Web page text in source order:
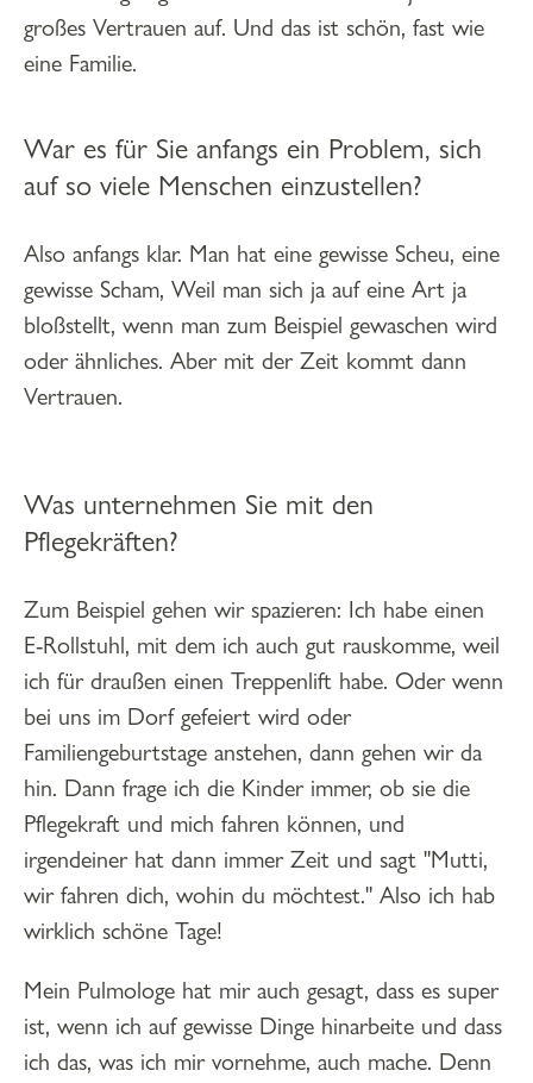
großes Vertrauen auf. Und das ist schön, fast wie
eine Familie.
War es für Sie anfangs ein Problem, sich
auf so viele Menschen einzustellen?
Also anfangs klar. Man hat eine gewisse Scheu, eine
gewisse Scham, Weil man sich ja auf eine Art ja
bloßstellt, wenn man zum Beispiel gewaschen wird
oder ähnliches. Aber mit der Zeit kommt dann
Vertrauen.
Was unternehmen Sie mit den
Pflegekräften?
Zum Beispiel gehen wir spazieren: Ich habe einen
E-Rollstuhl, mit dem ich auch gut rauskomme, weil
ich für draußen einen Treppenlift habe. Oder wenn
bei uns im Dorf gefeiert wird oder
Familiengeburtstage anstehen, dann gehen wir da
hin. Dann frage ich die Kinder immer, ob sie die
Pflegekraft und mich fahren können, und
irgendeiner hat dann immer Zeit und sagt "Mutti,
wir fahren dich, wohin du möchtest." Also ich hab
wirklich schöne Tage!
Mein Pulmologe hat mir auch gesagt, dass es super
ist, wenn ich auf gewisse Dinge hinarbeite und dass
ich das, was ich mir vornehme, auch mache. Denn